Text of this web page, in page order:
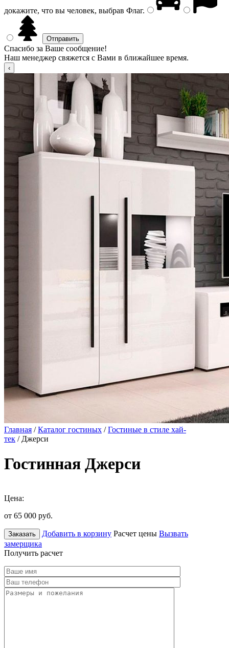
докажите, что вы человек, выбрав Флаг.
Спасибо за Ваше сообщение!
Наш менеджер свяжется с Вами в ближайшее время.
Главная /Каталог гостиных /Гостиные в стиле хай-
тек / Джерси
Гостинная Джерси
Цена:
от 65 000 руб.
Заказать Добавить в корзину Расчет цены Вызвать
замерщика
Получить расчет